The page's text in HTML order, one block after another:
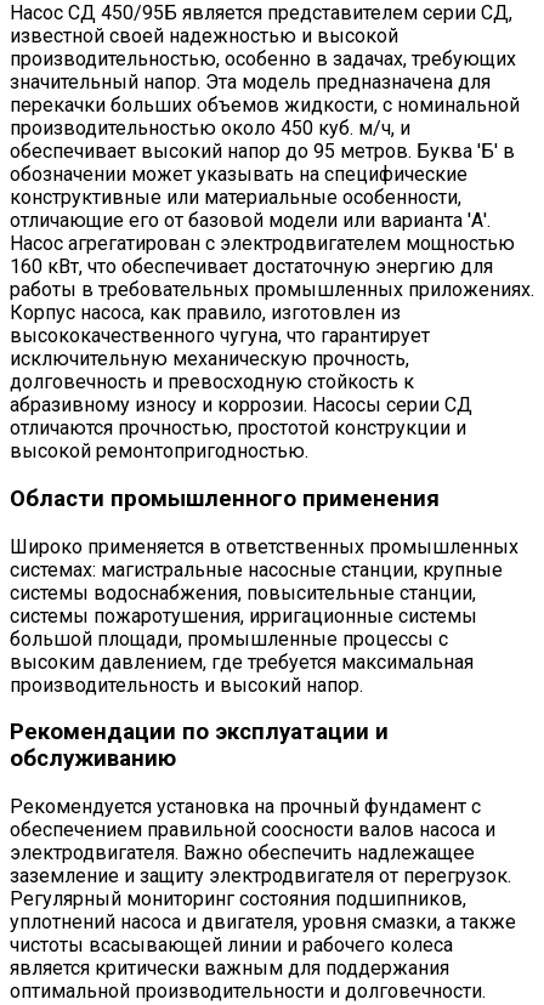
Насос СД 450/95Б является представителем серии СД,
известной своей надежностью и высокой
производительностью, особенно в задачах, требующих
значительный напор. Эта модель предназначена для
перекачки больших объемов жидкости, с номинальной
производительностью около 450 куб. м/ч, и
обеспечивает высокий напор до 95 метров. Буква 'Б' в
обозначении может указывать на специфические
конструктивные или материальные особенности,
отличающие его от базовой модели или варианта 'А'.
Насос агрегатирован с электродвигателем мощностью
160 кВт, что обеспечивает достаточную энергию для
работы в требовательных промышленных приложениях.
Корпус насоса, как правило, изготовлен из
высококачественного чугуна, что гарантирует
исключительную механическую прочность,
долговечность и превосходную стойкость к
абразивному износу и коррозии. Насосы серии СД
отличаются прочностью, простотой конструкции и
высокой ремонтопригодностью.
Области промышленного применения
Широко применяется в ответственных промышленных
системах: магистральные насосные станции, крупные
системы водоснабжения, повысительные станции,
системы пожаротушения, ирригационные системы
большой площади, промышленные процессы с
высоким давлением, где требуется максимальная
производительность и высокий напор.
Рекомендации по эксплуатации и
обслуживанию
Рекомендуется установка на прочный фундамент с
обеспечением правильной соосности валов насоса и
электродвигателя. Важно обеспечить надлежащее
заземление и защиту электродвигателя от перегрузок.
Регулярный мониторинг состояния подшипников,
уплотнений насоса и двигателя, уровня смазки, а также
чистоты всасывающей линии и рабочего колеса
является критически важным для поддержания
оптимальной производительности и долговечности.